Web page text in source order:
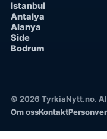
Istanbul
Antalya
Alanya
Side
Bodrum
© 2026 TyrkiaNytt.no.
Om ossKontakt